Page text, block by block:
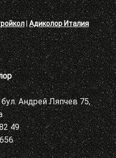
|Адиколор Италия
Андрей Ляпчев 75,
49